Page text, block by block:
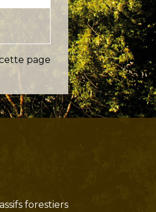
page
forestiers